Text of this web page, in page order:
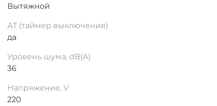
Вытяжной
АТ (таймер выключения)
да
Уровень шума, dB(A)
36
Напряжение, V
220